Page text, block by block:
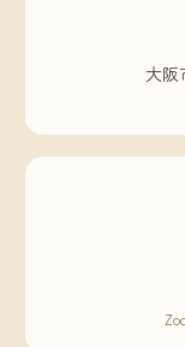
大阪